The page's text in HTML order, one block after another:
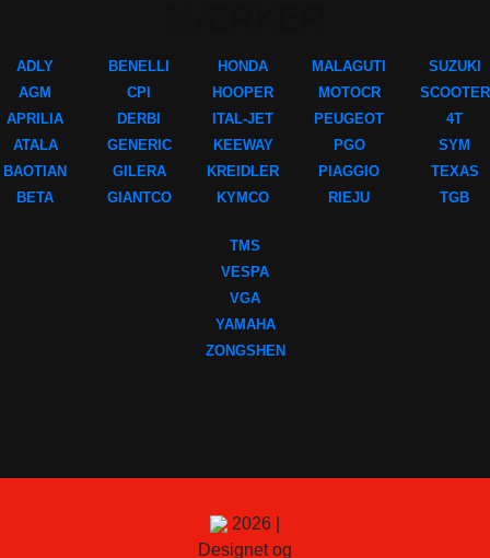
ADLY
AGM
APRILIA
ATALA
BAOTIAN
BETA
BENELLI
CPI
DERBI
GENERIC
GILERA
GIANTCO
HONDA
HOOPER
ITAL-JET
KEEWAY
KREIDLER
KYMCO
MALAGUTI
MOTOCR
PEUGEOT
PGO
PIAGGIO
RIEJU
SUZUKI
SCOOTER
4T
SYM
TEXAS
TGB
TMS
VESPA
VGA
YAMAHA
ZONGSHEN
2026 |
Designet og